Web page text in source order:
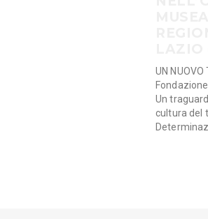
UN NUOVO
Un
cultura del